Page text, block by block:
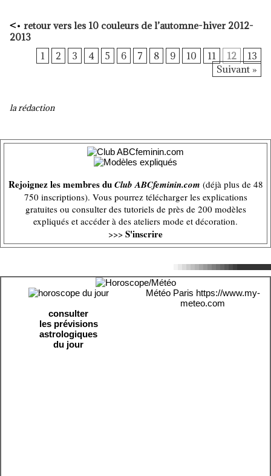
<• retour versles 10 couleurs de l’automne-hiver 2012-
2013
1
2 3 4 5 6 7 8 9 10 11 12
13
Suivant »
la rédaction
Rejoignez les membres duClub ABCfeminin.com (déjà plus de 48
750 inscriptions). Vous pourrez télécharger les explications
gratuites ou consulter des tutoriels de près de 200 modèles
expliqués et accéder à des ateliers mode et décoration.
>>> S'inscrire
consulter
les prévisions
astrologiques
du jour
Météo Paris https://www.my-
meteo.com